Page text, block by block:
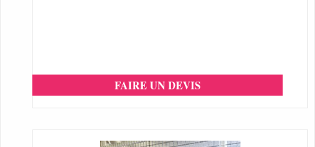
FAIRE UN DEVIS